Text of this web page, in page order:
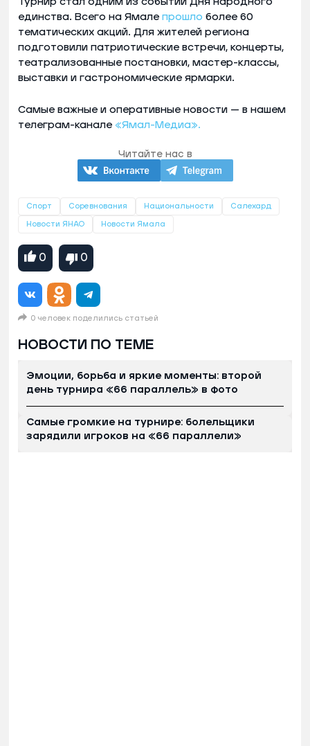
единства. Всего на Ямале прошло более 60
тематических акций. Для жителей региона
подготовили патриотические встречи, концерты,
театрализованные постановки, мастер-классы,
выставки и гастрономические ярмарки.
Самые важные и оперативные новости — в нашем
телеграм-канале «Ямал-Медиа».
Читайте нас в
Спорт Соревнования Национальности Салехард
Новости ЯНАО Новости Ямала
0 0
0 человек поделились статьей
НОВОСТИ ПО ТЕМЕ
Эмоции, борьба и яркие моменты: второй
день турнира «66 параллель» в фото
Самые громкие на турнире: болельщики
зарядили игроков на «66 параллели»